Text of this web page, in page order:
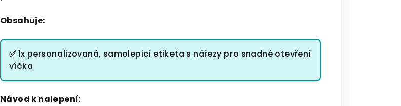
Obsahuje:
✅1x personalizovaná, samolepicí etiketa s nářezy pro snadné otevření
víčka
Návod k nalepení: